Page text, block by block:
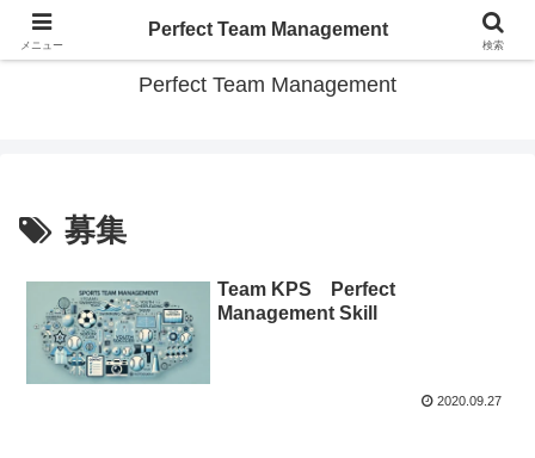
スポーツチーム パーフェクト運営のコツ教えます
Perfect Team Management
募集
Team KPS Perfect
Management Skill
2020.09.27
メニュー
Perfect Team Management
検索